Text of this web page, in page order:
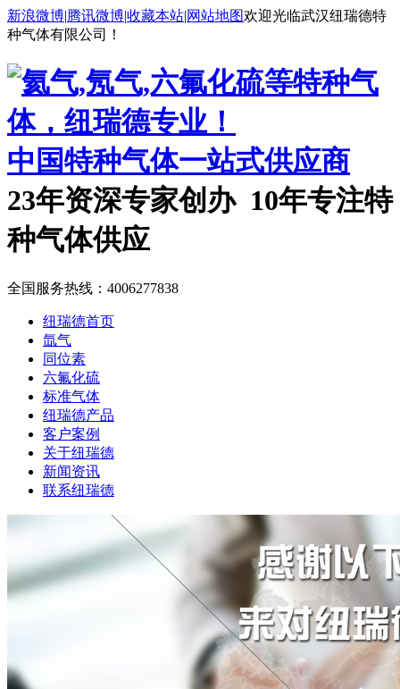
新浪微博|腾讯微博|收藏本站|网站地图欢迎光临武汉纽瑞德特
种气体有限公司！
中国特种气体一站式供应商
23年资深专家创办 10年专注特
种气体供应
全国服务热线： 4006277838
纽瑞德首页
氙气
同位素
六氟化硫
标准气体
纽瑞德产品
客户案例
关于纽瑞德
新闻资讯
联系纽瑞德